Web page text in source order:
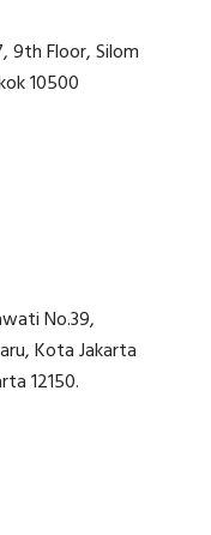
9th Floor, Silom
10500
No.39,
Kota Jakarta
12150.